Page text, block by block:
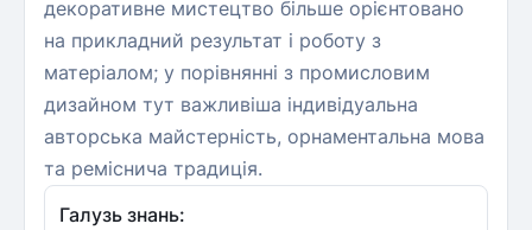
декоративне мистецтво більше орієнтовано
на прикладний результат і роботу з
матеріалом; у порівнянні з промисловим
дизайном тут важливіша індивідуальна
авторська майстерність, орнаментальна мова
та реміснича традиція.
Галузь знань: